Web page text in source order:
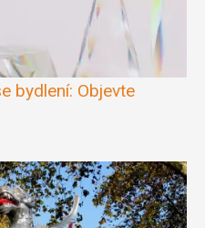
bydlení: Objevte